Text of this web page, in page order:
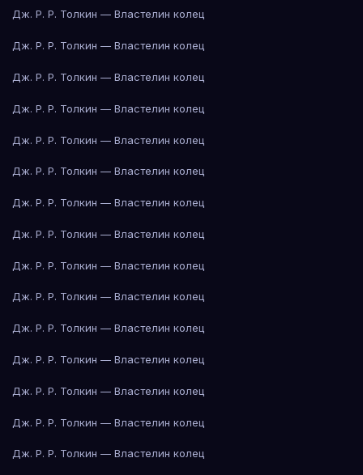
Дж. Р. Р. Толкин — Властелин колец
Дж. Р. Р. Толкин — Властелин колец
Дж. Р. Р. Толкин — Властелин колец
Дж. Р. Р. Толкин — Властелин колец
Дж. Р. Р. Толкин — Властелин колец
Дж. Р. Р. Толкин — Властелин колец
Дж. Р. Р. Толкин — Властелин колец
Дж. Р. Р. Толкин — Властелин колец
Дж. Р. Р. Толкин — Властелин колец
Дж. Р. Р. Толкин — Властелин колец
Дж. Р. Р. Толкин — Властелин колец
Дж. Р. Р. Толкин — Властелин колец
Дж. Р. Р. Толкин — Властелин колец
Дж. Р. Р. Толкин — Властелин колец
Дж. Р. Р. Толкин — Властелин колец